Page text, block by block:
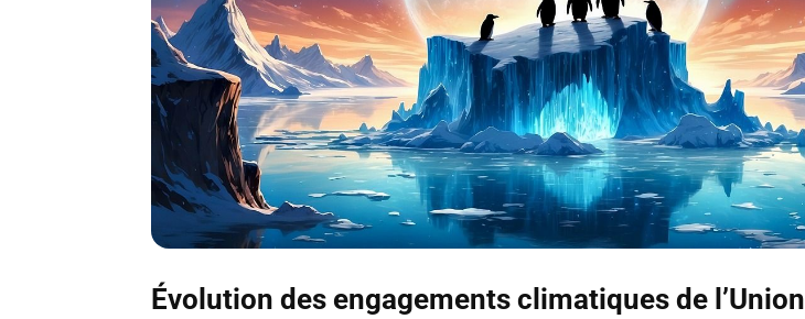
Évolution des engagements climatiques de l’Union